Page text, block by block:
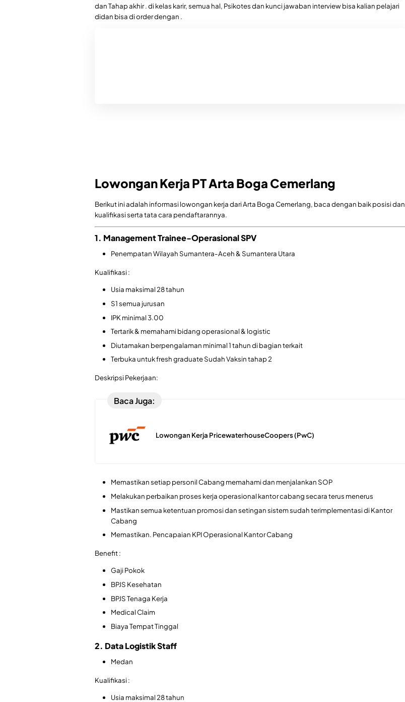
dan Tahap akhir . di kelas karir, semua hal, Psikotes dan kunci jawaban interview bisa kalian pelajari
didan bisa di order dengan .
Lowongan Kerja PT Arta Boga Cemerlang
Berikut ini adalah informasi lowongan kerja dari Arta Boga Cemerlang, baca dengan baik posisi dan
kualifikasi serta tata cara pendaftarannya.
1. Management Trainee-Operasional SPV
Penempatan Wilayah Sumantera-Aceh & Sumantera Utara
Kualifikasi :
Usia maksimal 28 tahun
S1 semua jurusan
IPK minimal 3.00
Tertarik & memahami bidang operasional & logistic
Diutamakan berpengalaman minimal 1 tahun di bagian terkait
Terbuka untuk fresh graduate Sudah Vaksin tahap 2
Deskripsi Pekerjaan:
Baca Juga:
Lowongan Kerja PricewaterhouseCoopers (PwC)
Memastikan setiap personil Cabang memahami dan menjalankan SOP
Melakukan perbaikan proses kerja operasional kantor cabang secara terus menerus
Mastikan semua ketentuan promosi dan setingan sistem sudah terimplementasi di Kantor
Cabang
Memastikan. Pencapaian KPI Operasional Kantor Cabang
Benefit :
Gaji Pokok
BPJS Kesehatan
BPJS Tenaga Kerja
Medical Claim
Biaya Tempat Tinggal
2. Data Logistik Staff
Medan
Kualifikasi :
Usia maksimal 28 tahun